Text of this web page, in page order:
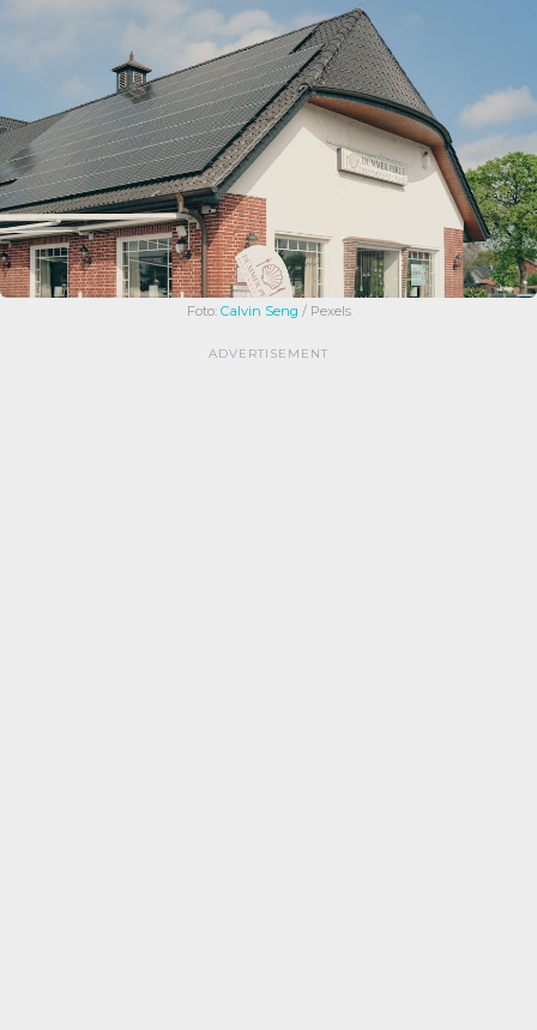
Foto: Calvin Seng / Pexels